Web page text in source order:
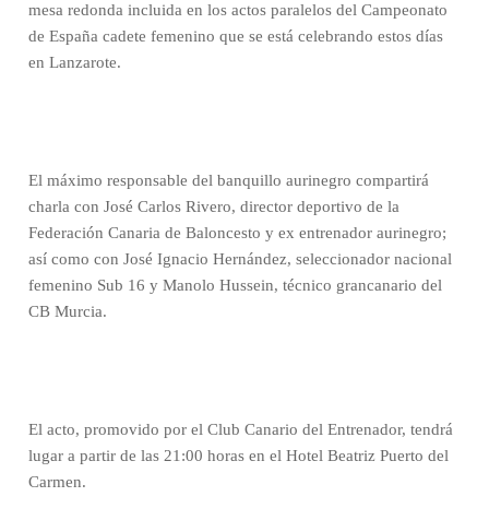
mesa redonda incluida en los actos paralelos del Campeonato
de España cadete femenino que se está celebrando estos días
en Lanzarote.
El máximo responsable del banquillo aurinegro compartirá
charla con José Carlos Rivero, director deportivo de la
Federación Canaria de Baloncesto y ex entrenador aurinegro;
así como con José Ignacio Hernández, seleccionador nacional
femenino Sub 16 y Manolo Hussein, técnico grancanario del
CB Murcia.
El acto, promovido por el Club Canario del Entrenador, tendrá
lugar a partir de las 21:00 horas en el Hotel Beatriz Puerto del
Carmen.